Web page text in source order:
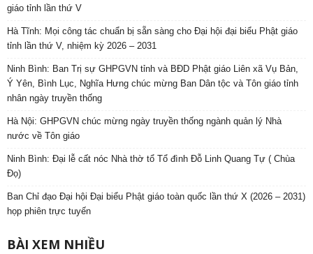
giáo tỉnh lần thứ V
Hà Tĩnh: Mọi công tác chuẩn bị sẵn sàng cho Đại hội đại biểu Phật giáo
tỉnh lần thứ V, nhiệm kỳ 2026 – 2031
Ninh Bình: Ban Trị sự GHPGVN tỉnh và BĐD Phật giáo Liên xã Vụ Bản,
Ý Yên, Bình Lục, Nghĩa Hưng chúc mừng Ban Dân tộc và Tôn giáo tỉnh
nhân ngày truyền thống
Hà Nội: GHPGVN chúc mừng ngày truyền thống ngành quản lý Nhà
nước về Tôn giáo
Ninh Bình: Đại lễ cất nóc Nhà thờ tổ Tổ đình Đỗ Linh Quang Tự ( Chùa
Đọ)
Ban Chỉ đạo Đại hội Đại biểu Phật giáo toàn quốc lần thứ X (2026 – 2031)
họp phiên trực tuyến
BÀI XEM NHIỀU